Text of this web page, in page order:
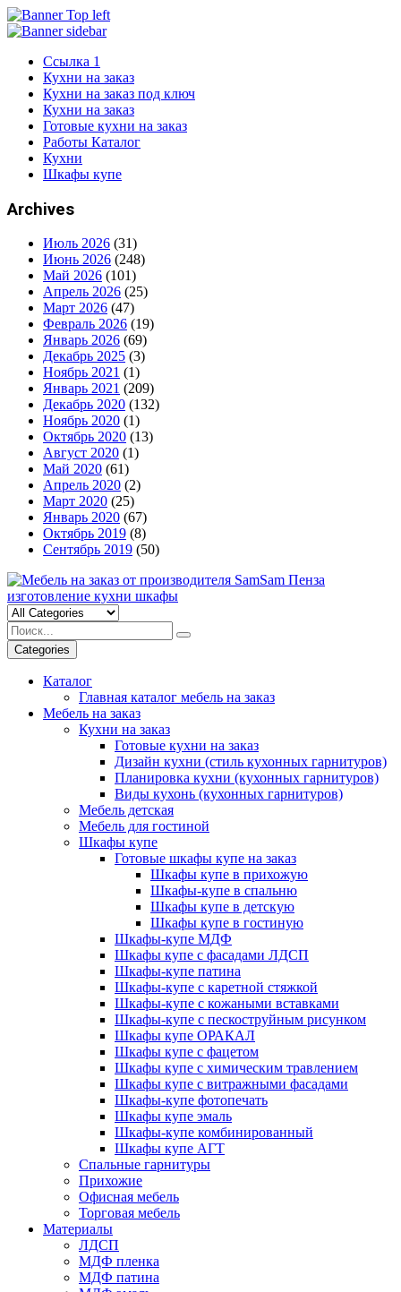
Ссылка 1
Кухни на заказ
Кухни на заказ под ключ
Кухни на заказ
Готовые кухни на заказ
Работы Каталог
Кухни
Шкафы купе
Archives
Июль 2026 (31)
Июнь 2026 (248)
Май 2026 (101)
Апрель 2026 (25)
Март 2026 (47)
Февраль 2026 (19)
Январь 2026 (69)
Декабрь 2025 (3)
Ноябрь 2021 (1)
Январь 2021 (209)
Декабрь 2020 (132)
Ноябрь 2020 (1)
Октябрь 2020 (13)
Август 2020 (1)
Май 2020 (61)
Апрель 2020 (2)
Март 2020 (25)
Январь 2020 (67)
Октябрь 2019 (8)
Сентябрь 2019 (50)
Categories
Каталог
Главная каталог мебель на заказ
Мебель на заказ
Кухни на заказ
Готовые кухни на заказ
Дизайн кухни (стиль кухонных гарнитуров)
Планировка кухни (кухонных гарнитуров)
Виды кухонь (кухонных гарнитуров)
Мебель детская
Мебель для гостиной
Шкафы купе
Готовые шкафы купе на заказ
Шкафы купе в прихожую
Шкафы-купе в спальню
Шкафы купе в детскую
Шкафы купе в гостиную
Шкафы-купе МДФ
Шкафы купе с фасадами ЛДСП
Шкафы-купе патина
Шкафы-купе с каретной стяжкой
Шкафы-купе с кожаными вставками
Шкафы-купе с пескоструйным рисунком
Шкафы купе ОРАКАЛ
Шкафы купе с фацетом
Шкафы купе с химическим травлением
Шкафы купе с витражными фасадами
Шкафы-купе фотопечать
Шкафы купе эмаль
Шкафы-купе комбинированный
Шкафы купе АГТ
Спальные гарнитуры
Прихожие
Офисная мебель
Торговая мебель
Материалы
ЛДСП
МДФ пленка
МДФ патина